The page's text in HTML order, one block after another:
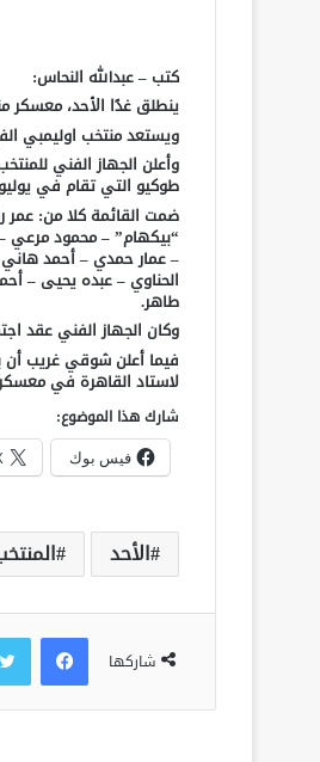
كتب – عبدالله النحاس:
ينطلق غدًا الأحد، معسكر
ويستعد منتخب اوليمبي
طوكيو التي تقام في
ضمت القائمة كلا من:
“بيكهام” – محمود مرعي
– عمار حمدي – أحمد
الحناوي – عبده يحيى –
طاهر.
وكان الجهاز الفني عقد
فيما أعلن شوقي غريب أن
لاستاد القاهرة في
شارك هذا الموضوع:
فيس بوك
الأحد
شاركها
فيسبوك